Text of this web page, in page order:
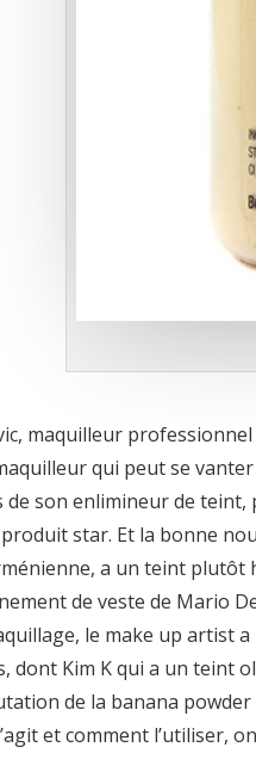
maquilleur
qui peut se
de son enlimineur de
produit star. Et la bonne
a un teint
de veste de Mario
le make up artist
dont Kim K qui a un teint
de la banana
et comment l’utiliser,